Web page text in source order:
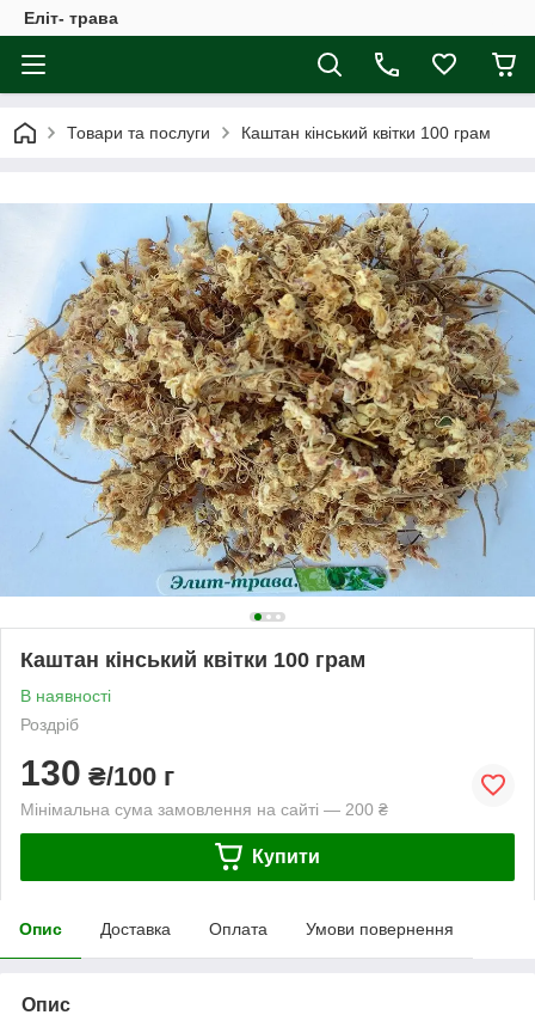
Еліт- трава
Товари та послуги Каштан кінський квітки 100 грам
Каштан кінський квітки 100 грам
В наявності
Роздріб
130 ₴/100 г
Мінімальна сума замовлення на сайті — 200 ₴
Купити
Опис Доставка Оплата Умови повернення
Опис